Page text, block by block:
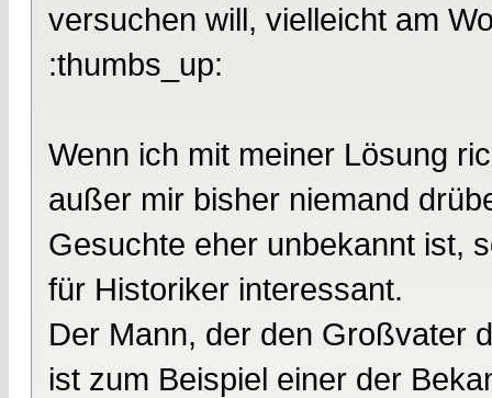
versuchen will, vielleicht am
:thumbs_up:
Wenn ich mit meiner Lösung
außer mir bisher niemand
Gesuchte eher unbekannt ist,
für Historiker interessant.
Der Mann, der den Großvater
ist zum Beispiel einer der